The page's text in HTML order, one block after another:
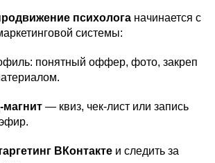
психолога начинается с
системы:
понятный оффер, фото, закреп
магнит — квиз, чек-лист или запись
ВКонтакте и следить за